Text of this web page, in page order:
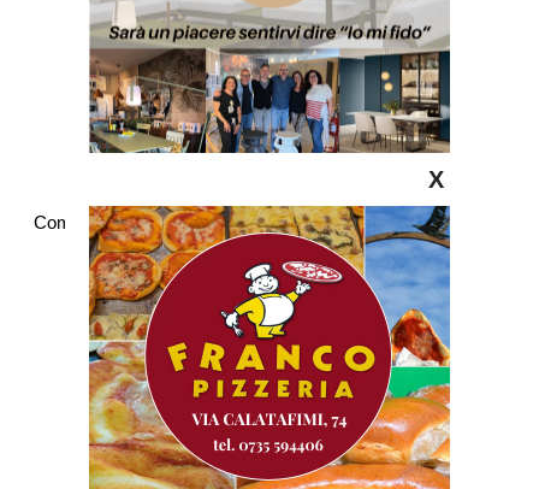
Commenti
X